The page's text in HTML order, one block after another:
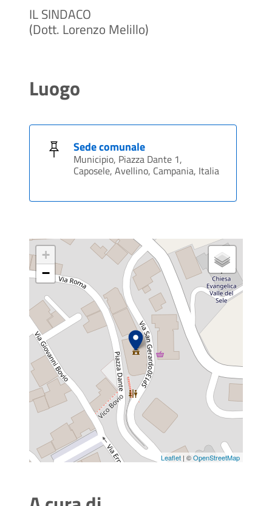
IL SINDACO
(Dott. Lorenzo Melillo)
Luogo
Sede comunale
Municipio, Piazza Dante 1,
Caposele, Avellino, Campania, Italia
+
−
Leaflet | ©OpenStreetMap